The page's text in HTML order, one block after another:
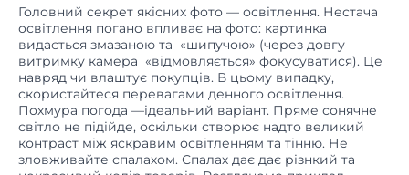
освітлення погано впливає на фото: картинка
видається змазаною та «шипучою» (через довгу
витримку камера «відмовляється» фокусуватися). Це
навряд чи влаштує покупців. В цьому випадку,
скористайтеся перевагами денного освітлення.
Похмура погода —ідеальний варіант. Пряме сонячне
світло не підійде, оскільки створює надто великий
контраст між яскравим освітленням та тінню. Не
зловживайте спалахом. Спалах дає дає різнкий та
некрасивий колір товарів. Розглянемо приклад
невдалого спалаху (зліва).